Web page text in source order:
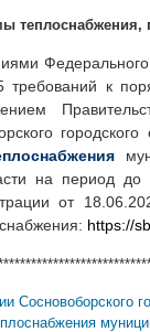
теплоснабжения,
к
городского
на период
от
https://
Сосновоборского